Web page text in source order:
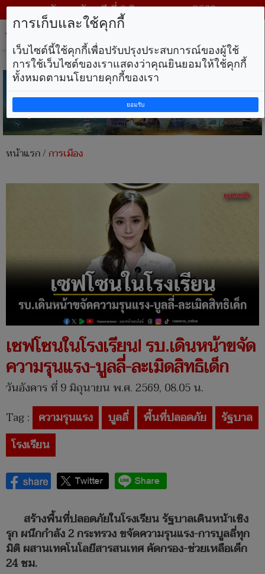
วันพฤหัสบดี ที่ 6 สิงหาคม พ.ศ. 2569
หน้าแรก/การเมือง
เซฟโซนในโรงเรียน! รบ.เดินหน้าขจัด
ความรุนแรง-บูลลี่-ละเมิดสิทธิเด็ก
วันอังคาร ที่ 9 มิถุนายน พ.ศ. 2569, 08.05 น.
Tag : ความรุนแรง บูลลี่ พื้นที่ปลอดภัย
รัฐบาล
โรงเรียน
สร้างพื้นที่ปลอดภัยในโรงเรียน รัฐบาลเดินหน้าเชิง
รุก ผนึกกำลัง 2 กระทรวง ขจัดความรุนแรง-การบูลลี่ทุก
มิติ ผสานเทคโนโลยีสารสนเทศ คัดกรอง-ช่วยเหลือเด็ก
24 ชม.
การเก็บและใช้คุกกี้
เว็บไซต์นี้ใช้คุกกี้เพื่อปรับปรุงประสบการณ์ของผู้ใช้
การใช้เว็บไซต์ของเราแสดงว่าคุณยินยอมให้ใช้คุกกี้
ทั้งหมดตามนโยบายคุกกี้ของเรา
ยอมรับ